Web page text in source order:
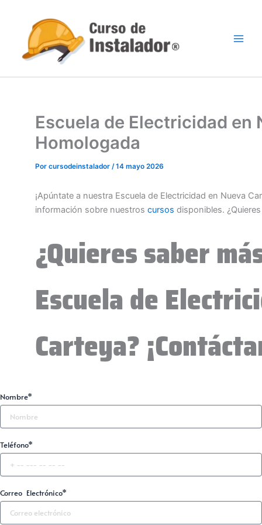
contenido
Escuela de Electricidad en
Homologada
Por cursodeinstalador /14 mayo 2026
¡Apúntate a nuestra Escuela de Electricidad en Nueva
información sobre nuestros cursos disponibles.
¿Quieres saber
Escuela de
Carteya?
Nombre*
Teléfono*
Correo Electrónico*